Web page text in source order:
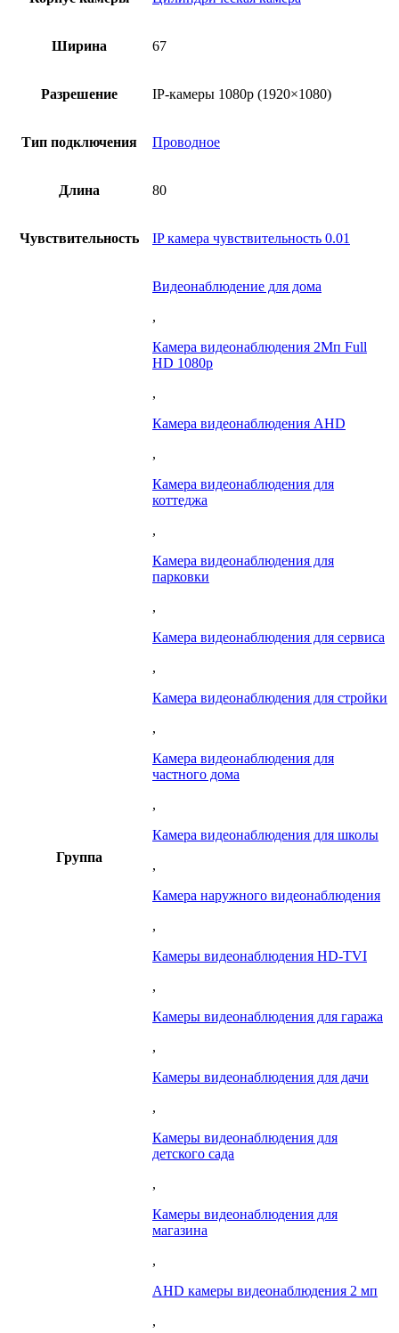
Ширина 67
Разрешение IP-камеры 1080p (1920×1080)
Тип подключения Проводное
Длина 80
Чувствительность IP камера чувствительность 0.01
Группа
Видеонаблюдение для дома
,
Камера видеонаблюдения 2Мп Full
HD 1080p
,
Камера видеонаблюдения AHD
,
Камера видеонаблюдения для
коттеджа
,
Камера видеонаблюдения для
парковки
,
Камера видеонаблюдения для сервиса
,
Камера видеонаблюдения для стройки
,
Камера видеонаблюдения для
частного дома
,
Камера видеонаблюдения для школы
,
Камера наружного видеонаблюдения
,
Камеры видеонаблюдения HD-TVI
,
Камеры видеонаблюдения для гаража
,
Камеры видеонаблюдения для дачи
,
Камеры видеонаблюдения для
детского сада
,
Камеры видеонаблюдения для
магазина
,
AHD камеры видеонаблюдения 2 мп
,